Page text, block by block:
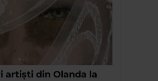
artiști din Olanda la